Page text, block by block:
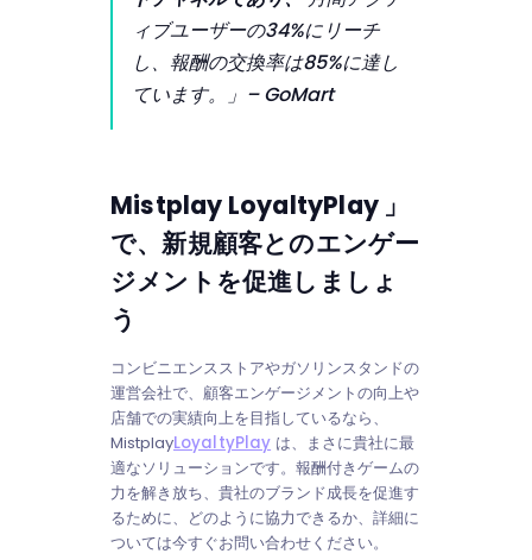
ィブユーザーの34%にリーチ
し、報酬の交換率は85%に達し
ています。」 – GoMart
Mistplay LoyaltyPlay 」
で、新規顧客とのエンゲー
ジメントを促進しましょ
う
コンビニエンスストアやガソリンスタンドの
運営会社で、顧客エンゲージメントの向上や
店舗での実績向上を目指しているなら、
MistplayLoyaltyPlay は、まさに貴社に最
適なソリューションです。報酬付きゲームの
力を解き放ち、貴社のブランド成長を促進す
るために、どのように協力できるか、詳細に
ついては今すぐお問い合わせください。